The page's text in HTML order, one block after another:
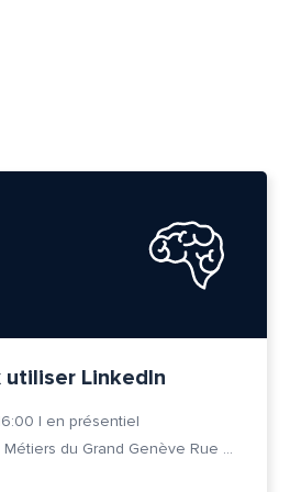
utiliser LinkedIn
| en présentiel
Cité des Métiers du Grand Genève Rue Prévost-Martin 6 1205 Genève